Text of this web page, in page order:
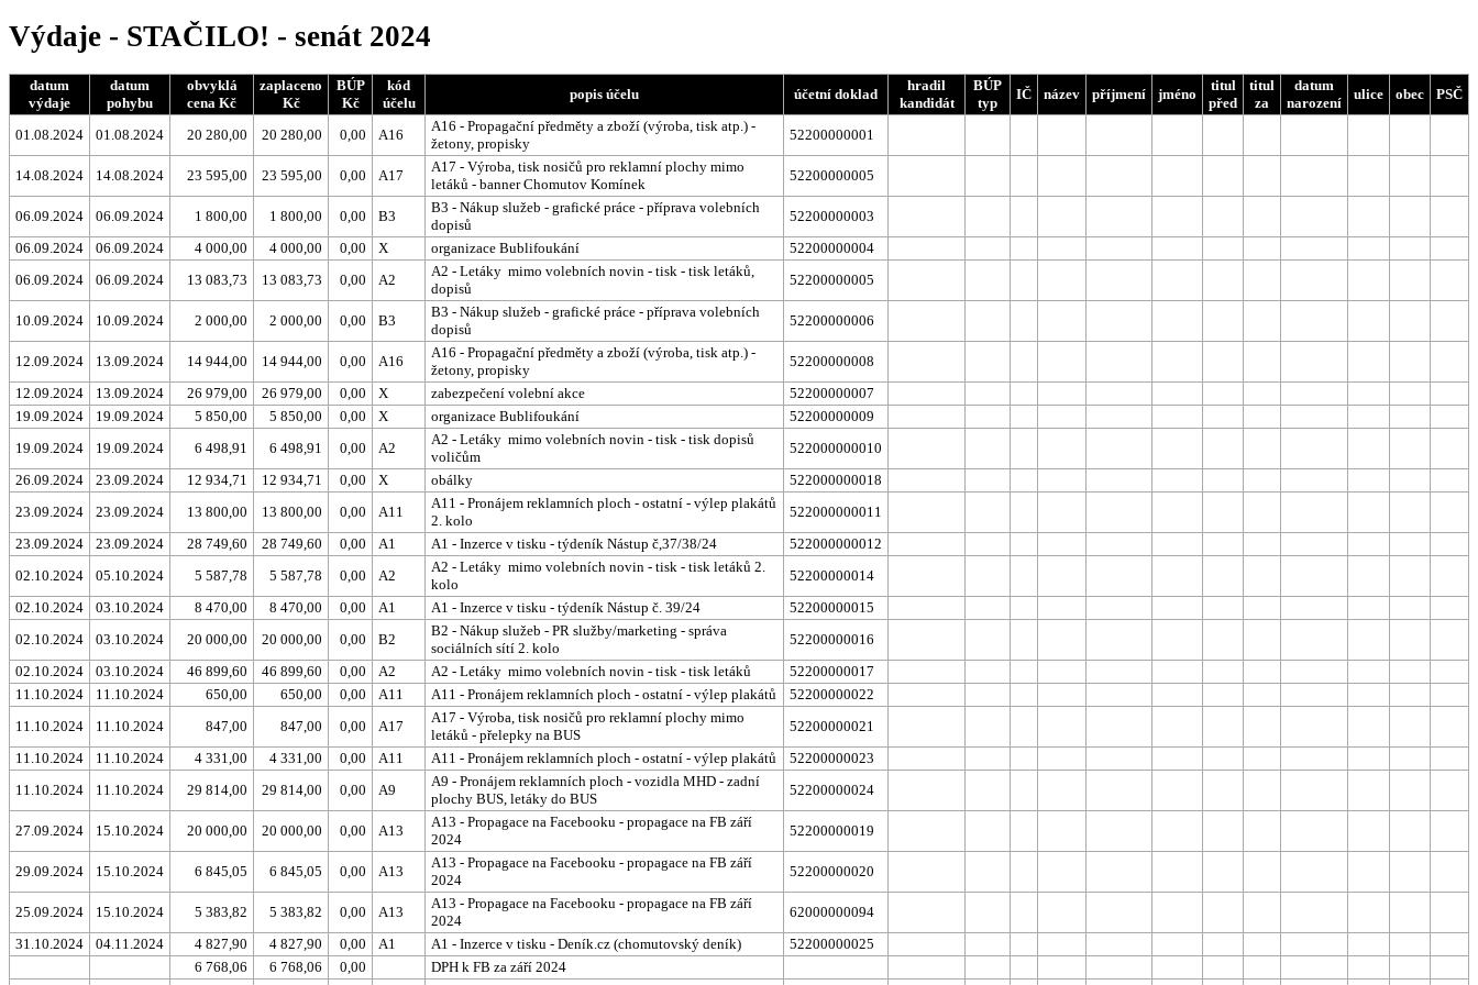
Výdaje - STAČILO! - senát 2024
datum
výdaje
datum
pohybu
obvyklá
cena Kč
zaplaceno
Kč
BÚP
Kč
kód
účelu
popis účelu účetní doklad
hradil
kandidát
BÚP
typ
IČ název příjmení jméno
titul
před
titul
za
datum
narození
ulice obec PSČ
01.08.2024 01.08.2024 20 280,00 20 280,00 0,00 A16
A16 - Propagační předměty a zboží (výroba, tisk atp.) -
žetony, propisky
52200000001
14.08.2024 14.08.2024 23 595,00 23 595,00 0,00 A17
A17 - Výroba, tisk nosičů pro reklamní plochy mimo
letáků - banner Chomutov Komínek
52200000005
06.09.2024 06.09.2024 1 800,00 1 800,00 0,00 B3
B3 - Nákup služeb - grafické práce - příprava volebních
dopisů
52200000003
06.09.2024
06.09.2024 4 000,00 4 000,00 0,00 X organizace Bublifoukání
52200000004
06.09.2024
06.09.2024 13 083,73 13 083,73 0,00 A2
A2 - Letáky mimo volebních novin - tisk - tisk letáků,
dopisů
52200000005
10.09.2024 10.09.2024 2 000,00 2 000,00 0,00 B3
B3 - Nákup služeb - grafické práce - příprava volebních
dopisů
52200000006
12.09.2024 13.09.2024 14 944,00 14 944,00 0,00 A16
A16 - Propagační předměty a zboží (výroba, tisk atp.) -
žetony, propisky
52200000008
12.09.2024
13.09.2024 26 979,00 26 979,00 0,00 X zabezpečení volební akce
52200000007
19.09.2024
19.09.2024 5 850,00 5 850,00 0,00 X organizace Bublifoukání
52200000009
19.09.2024
19.09.2024 6 498,91 6 498,91 0,00 A2
A2 - Letáky mimo volebních novin - tisk - tisk dopisů
voličům
522000000010
26.09.2024
23.09.2024 12 934,71 12 934,71 0,00 X obálky
522000000018
23.09.2024
23.09.2024 13 800,00 13 800,00 0,00 A11
A11 - Pronájem reklamních ploch - ostatní - výlep plakátů
2. kolo
522000000011
23.09.2024
23.09.2024 28 749,60 28 749,60 0,00 A1 A1 - Inzerce v tisku - týdeník Nástup č,37/38/24
522000000012
02.10.2024
05.10.2024 5 587,78 5 587,78 0,00 A2
A2 - Letáky mimo volebních novin - tisk - tisk letáků 2.
kolo
52200000014
02.10.2024
03.10.2024 8 470,00 8 470,00 0,00 A1 A1 - Inzerce v tisku - týdeník Nástup č. 39/24
52200000015
02.10.2024
03.10.2024 20 000,00 20 000,00 0,00 B2
B2 - Nákup služeb - PR služby/marketing - správa
sociálních sítí 2. kolo
52200000016
02.10.2024
03.10.2024 46 899,60 46 899,60 0,00 A2 A2 - Letáky mimo volebních novin - tisk - tisk letáků
52200000017
11.10.2024
11.10.2024 650,00 650,00 0,00 A11 A11 - Pronájem reklamních ploch - ostatní - výlep plakátů
52200000022
11.10.2024
11.10.2024 847,00 847,00 0,00 A17
A17 - Výroba, tisk nosičů pro reklamní plochy mimo
letáků - přelepky na BUS
52200000021
11.10.2024
11.10.2024 4 331,00 4 331,00 0,00 A11 A11 - Pronájem reklamních ploch - ostatní - výlep plakátů
52200000023
11.10.2024
11.10.2024 29 814,00 29 814,00 0,00 A9
A9 - Pronájem reklamních ploch - vozidla MHD - zadní
plochy BUS, letáky do BUS
52200000024
27.09.2024 15.10.2024 20 000,00 20 000,00 0,00 A13
A13 - Propagace na Facebooku - propagace na FB září
2024
52200000019
29.09.2024 15.10.2024 6 845,05 6 845,05 0,00 A13
A13 - Propagace na Facebooku - propagace na FB září
2024
52200000020
25.09.2024 15.10.2024 5 383,82 5 383,82 0,00 A13
A13 - Propagace na Facebooku - propagace na FB září
2024
62000000094
31.10.2024
04.11.2024 4 827,90 4 827,90 0,00 A1 A1 - Inzerce v tisku - Deník.cz (chomutovský deník)
52200000025
6 768,06
6 768,06 0,00
DPH k FB za září 2024